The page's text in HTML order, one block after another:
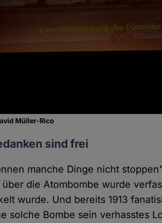
Müller-Rico
sind frei
manche Dinge nicht
über die Atombombe wurde
wurde. Und bereits 1913
solche Bombe sein verhasstes